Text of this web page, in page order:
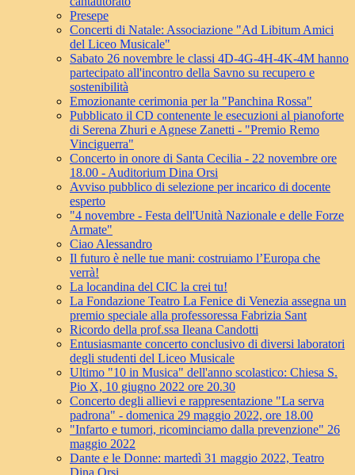
Presepe
Concerti di Natale: Associazione "Ad Libitum Amici
del Liceo Musicale"
Sabato 26 novembre le classi 4D-4G-4H-4K-4M hanno
partecipato all'incontro della Savno su recupero e
sostenibilità
Emozionante cerimonia per la "Panchina Rossa"
Pubblicato il CD contenente le esecuzioni al pianoforte
di Serena Zhuri e Agnese Zanetti - "Premio Remo
Vinciguerra"
Concerto in onore di Santa Cecilia - 22 novembre ore
18.00 - Auditorium Dina Orsi
Avviso pubblico di selezione per incarico di docente
esperto
"4 novembre - Festa dell'Unità Nazionale e delle Forze
Armate"
Ciao Alessandro
Il futuro è nelle tue mani: costruiamo l’Europa che
verrà!
La locandina del CIC la crei tu!
La Fondazione Teatro La Fenice di Venezia assegna un
premio speciale alla professoressa Fabrizia Sant
Ricordo della prof.ssa Ileana Candotti
Entusiasmante concerto conclusivo di diversi laboratori
degli studenti del Liceo Musicale
Ultimo "10 in Musica" dell'anno scolastico: Chiesa S.
Pio X, 10 giugno 2022 ore 20.30
Concerto degli allievi e rappresentazione "La serva
padrona" - domenica 29 maggio 2022, ore 18.00
"Infarto e tumori, ricominciamo dalla prevenzione" 26
maggio 2022
Dante e le Donne: martedì 31 maggio 2022, Teatro